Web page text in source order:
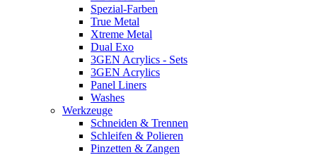
Spezial-Farben
True Metal
Xtreme Metal
Dual Exo
3GEN Acrylics - Sets
3GEN Acrylics
Panel Liners
Washes
Werkzeuge
Schneiden & Trennen
Schleifen & Polieren
Pinzetten & Zangen